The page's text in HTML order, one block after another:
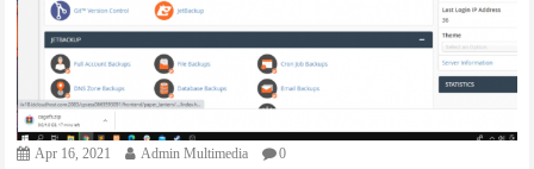
Apr 16, 2021 Admin Multimedia 0